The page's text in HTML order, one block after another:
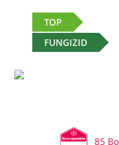
TOP
FUNGIZID
85